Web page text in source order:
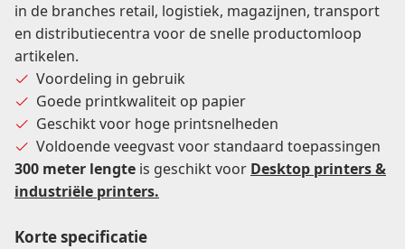
in de branches retail, logistiek, magazijnen, transport
en distributiecentra voor de snelle productomloop
artikelen.
Voordeling in gebruik
Goede printkwaliteit op papier
Geschikt voor hoge printsnelheden
Voldoende veegvast voor standaard toepassingen
300 meter lengte is geschikt voor Desktop printers &
industriële printers.
Korte specificatie